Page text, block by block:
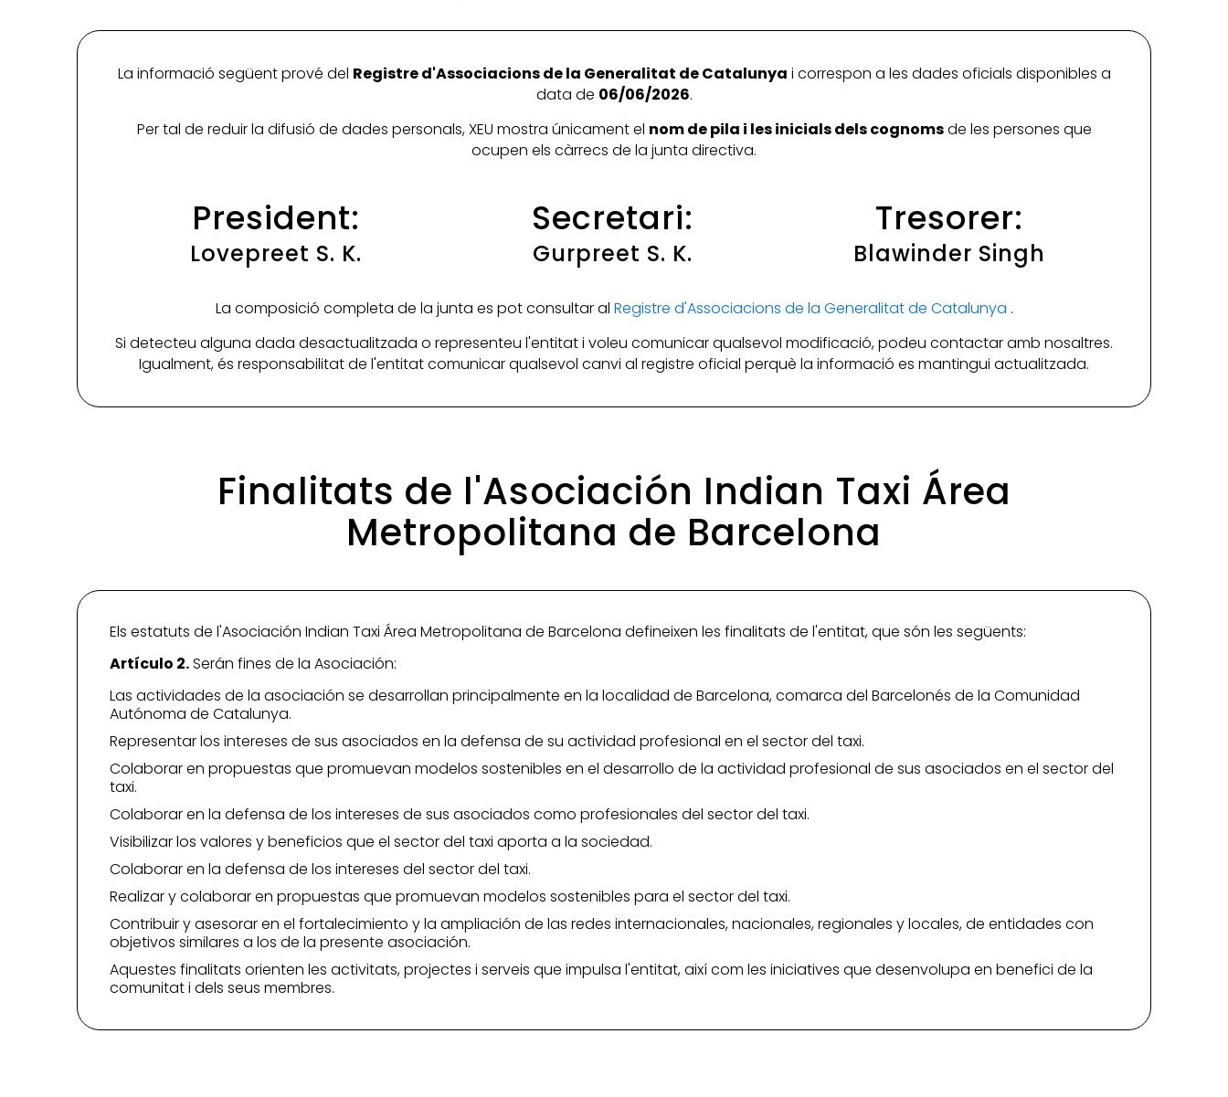
La informació següent prové del Registre d'Associacions de la Generalitat de Catalunya i correspon a les dades oficials disponibles a
data de 06/06/2026.
Per tal de reduir la difusió de dades personals, XEU mostra únicament el nom de pila i les inicials dels cognomsde les persones que
ocupen els càrrecs de la junta directiva.
President:
Lovepreet S. K.
Secretari:
Gurpreet S. K.
Tresorer:
Blawinder Singh
La composició completa de la junta es pot consultar al Registre d'Associacions de la Generalitat de Catalunya .
Si detecteu alguna dada desactualitzada o representeu l'entitat i voleu comunicar qualsevol modificació, podeu contactar amb nosaltres.
Igualment, és responsabilitat de l'entitat comunicar qualsevol canvi al registre oficial perquè la informació es mantingui actualitzada.
Finalitats de l'Asociación Indian Taxi Área
Metropolitana de Barcelona
Els estatuts de l'Asociación Indian Taxi Área Metropolitana de Barcelona defineixen les finalitats de l'entitat, que són les següents:
Artículo 2.Serán fines de la Asociación:
Las actividades de la asociación se desarrollan principalmente en la localidad de Barcelona, comarca del Barcelonés de la Comunidad
Autónoma de Catalunya.
Representar los intereses de sus asociados en la defensa de su actividad profesional en el sector del taxi.
Colaborar en propuestas que promuevan modelos sostenibles en el desarrollo de la actividad profesional de sus asociados en el sector del
taxi.
Colaborar en la defensa de los intereses de sus asociados como profesionales del sector del taxi.
Visibilizar los valores y beneficios que el sector del taxi aporta a la sociedad.
Colaborar en la defensa de los intereses del sector del taxi.
Realizar y colaborar en propuestas que promuevan modelos sostenibles para el sector del taxi.
Contribuir y asesorar en el fortalecimiento y la ampliación de las redes internacionales, nacionales, regionales y locales, de entidades con
objetivos similares a los de la presente asociación.
Aquestes finalitats orienten les activitats, projectes i serveis que impulsa l'entitat, així com les iniciatives que desenvolupa en benefici de la
comunitat i dels seus membres.